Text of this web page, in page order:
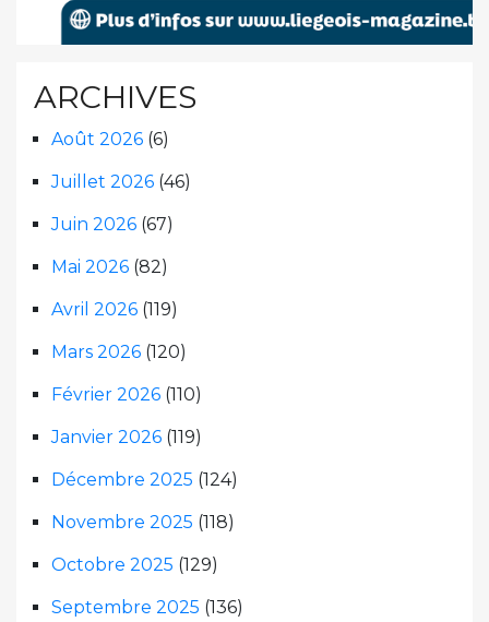
ARCHIVES
Août 2026 (6)
Juillet 2026 (46)
Juin 2026 (67)
Mai 2026 (82)
Avril 2026 (119)
Mars 2026 (120)
Février 2026 (110)
Janvier 2026 (119)
Décembre 2025 (124)
Novembre 2025 (118)
Octobre 2025 (129)
Septembre 2025 (136)